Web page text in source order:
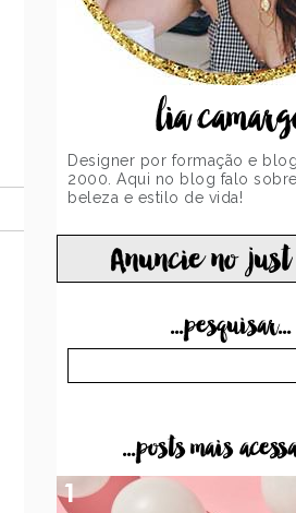
lia
Designer por formação e
2000. Aqui no blog falo
beleza e estilo de vida!
Anuncie no just
...pesquisar...
...posts mais
1